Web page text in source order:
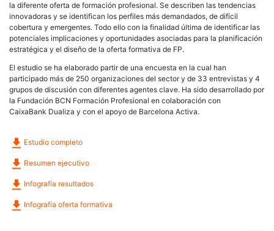
la diferente oferta de formación profesional. Se describen las tendencias
innovadoras y se identifican los perfiles más demandados, de difícil
cobertura y emergentes. Todo ello con la finalidad última de identificar las
potenciales implicaciones y oportunidades asociadas para la planificación
estratégica y el diseño de la oferta formativa de FP.
El estudio se ha elaborado partir de una encuesta en la cual han
participado más de 250 organizaciones del sector y de 33 entrevistas y 4
grupos de discusión con diferentes agentes clave. Ha sido desarrollado por
la Fundación BCN Formación Profesional en colaboración con
CaixaBank Dualiza y con el apoyo de Barcelona Activa.
Estudio completo
Resumen ejecutivo
Infografía resultados
Infografía oferta formativa